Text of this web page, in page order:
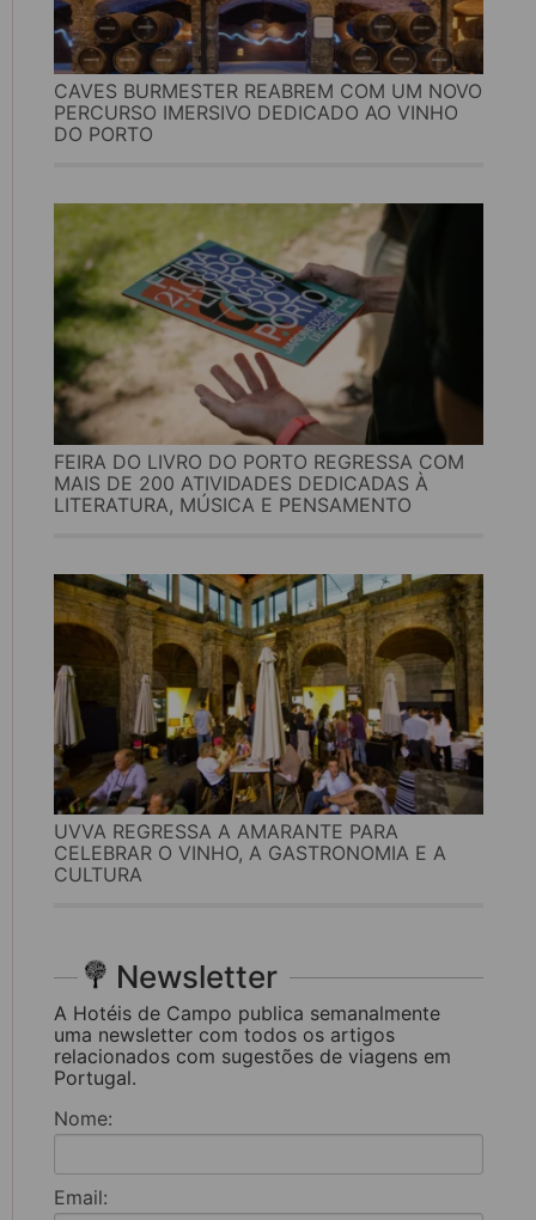
CAVES BURMESTER REABREM COM UM NOVO
PERCURSO IMERSIVO DEDICADO AO VINHO
DO PORTO
FEIRA DO LIVRO DO PORTO REGRESSA COM
MAIS DE 200 ATIVIDADES DEDICADAS À
LITERATURA, MÚSICA E PENSAMENTO
UVVA REGRESSA A AMARANTE PARA
CELEBRAR O VINHO, A GASTRONOMIA E A
CULTURA
Newsletter
A Hotéis de Campo publica semanalmente
uma newsletter com todos os artigos
relacionados com sugestões de viagens em
Portugal.
Nome:
Email: